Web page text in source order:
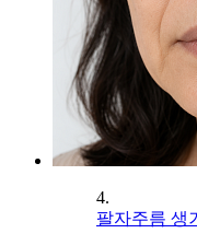
4.
팔자주름 생